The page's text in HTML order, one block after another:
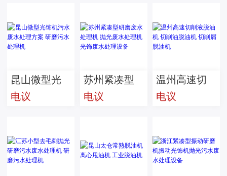
昆山微型光
饰机污水废
理机
电议
苏州紧凑型
研磨废水处
饰废水处理
电议
温州高速切
削液脱油机
油机
电议